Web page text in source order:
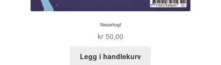
Nissefugl
kr 50,00
Legg i handlekurv